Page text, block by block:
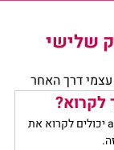
שלישי
דרך האחר
לקרוא?
רק המנויים של ashira.co.il יכולים לקרוא את